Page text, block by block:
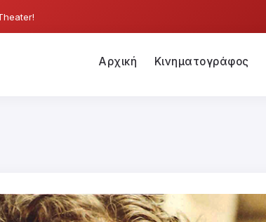
Αρχική Κινηματογράφος